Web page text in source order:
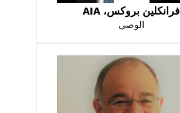
فرانكلين بروكس، AIA
الوصي